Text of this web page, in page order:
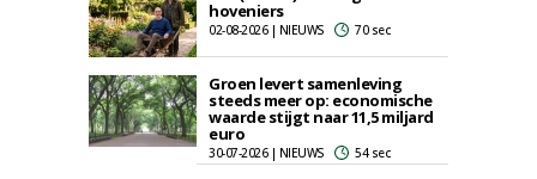
hoveniers
02-08-2026 | NIEUWS 70 sec
Groen levert samenleving
steeds meer op: economische
waarde stijgt naar 11,5 miljard
euro
30-07-2026 | NIEUWS 54 sec